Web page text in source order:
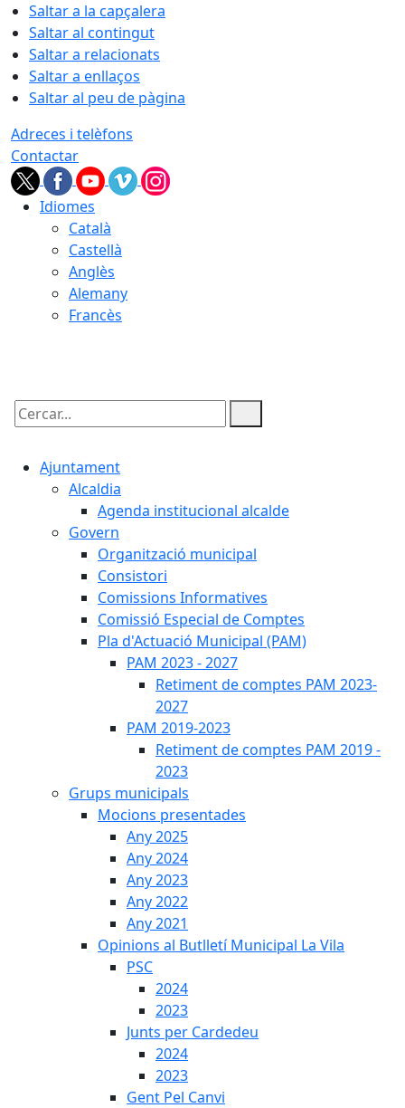
Saltar a la capçalera
Saltar al contingut
Saltar a relacionats
Saltar a enllaços
Saltar al peu de pàgina
Adreces i telèfons
Contactar
Idiomes
Català
Castellà
Anglès
Alemany
Francès
Cercar:
Ajuntament
Alcaldia
Agenda institucional alcalde
Govern
Organització municipal
Consistori
Comissions Informatives
Comissió Especial de Comptes
Pla d'Actuació Municipal (PAM)
PAM 2023 - 2027
Retiment de comptes PAM 2023-
2027
PAM 2019-2023
Retiment de comptes PAM 2019 -
2023
Grups municipals
Mocions presentades
Any 2025
Any 2024
Any 2023
Any 2022
Any 2021
Opinions al Butlletí Municipal La Vila
PSC
2024
2023
Junts per Cardedeu
2024
2023
Gent Pel Canvi